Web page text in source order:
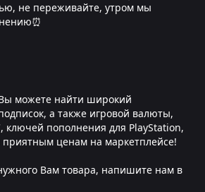
не переживайте, утром мы
можете найти широкий
а также игровой валюты,
ключей пополнения для PlayStation,
приятным ценам на маркетплейсе!
Вам товара, напишите нам в